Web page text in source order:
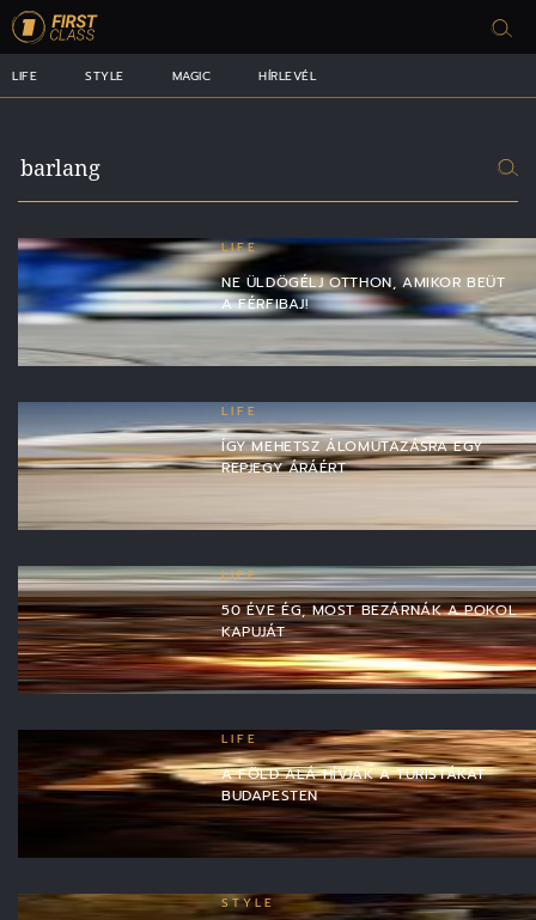
LIFE STYLE MAGIC HÍRLEVÉL
LIFE
NE ÜLDÖGÉLJ OTTHON, AMIKOR BEÜT
A FÉRFIBAJ!
LIFE
ÍGY MEHETSZ ÁLOMUTAZÁSRA EGY
REPJEGY ÁRÁÉRT
LIFE
50 ÉVE ÉG, MOST BEZÁRNÁK A POKOL
KAPUJÁT
LIFE
A FÖLD ALÁ HÍVJÁK A TURISTÁKAT
BUDAPESTEN
STYLE